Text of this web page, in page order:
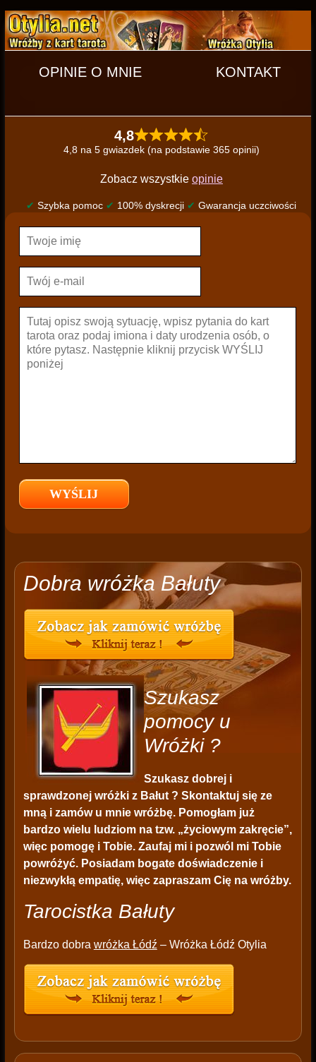
OPINIE O MNIE KONTAKT
4,8
4,8 na 5 gwiazdek (na podstawie 365 opinii)
Zobacz wszystkie opinie
✔ Szybka pomoc ✔ 100% dyskrecji ✔ Gwarancja uczciwości
Dobra wróżka Bałuty
Szukasz
pomocy u
Wróżki ?
Szukasz dobrej i
sprawdzonej wróżki z Bałut ? Skontaktuj się ze
mną i zamów u mnie wróżbę. Pomogłam już
bardzo wielu ludziom na tzw. „życiowym zakręcie”,
więc pomogę i Tobie. Zaufaj mi i pozwól mi Tobie
powróżyć. Posiadam bogate doświadczenie i
niezwykłą empatię, więc zapraszam Cię na wróżby.
Tarocistka Bałuty
Bardzo dobra wróżka Łódź – Wróżka Łódź Otylia